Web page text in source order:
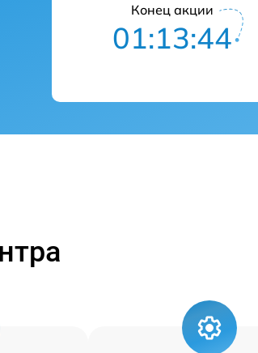
Конец акции
01:13:43